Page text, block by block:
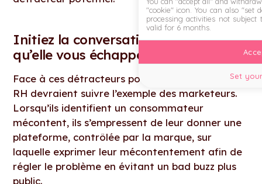
Initiez la conversation pour éviter
qu’elle vous échappe
Face à ces détracteurs potentiels, les équipes
RH devraient suivre l’exemple des marketeurs.
Lorsqu’ils identifient un consommateur
mécontent, ils s’empressent de leur donner une
plateforme, contrôlée par la marque, sur
laquelle exprimer leur mécontentement afin de
régler le problème en évitant un bad buzz plus
public.
"cookie" icon . You can also "set
processing activities not subject
valid for 6 months.
Set